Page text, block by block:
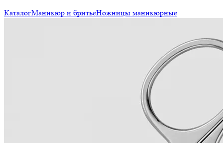
КаталогМаникюр и бритьеНожницы маникюрные